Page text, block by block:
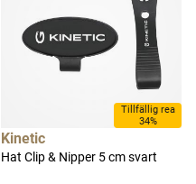
Tillfällig rea
34%
Kinetic
Hat Clip & Nipper 5 cm svart